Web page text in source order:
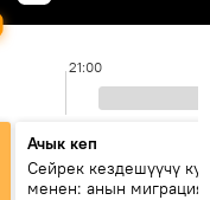
21:00
Ачык кеп
Сейрек кездешүүчү
менен: анын